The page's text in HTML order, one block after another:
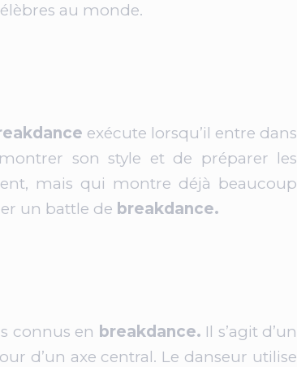
au monde.
exécute lorsqu’il entre dans
son style et de préparer les
mais qui montre déjà beaucoup
un battle de breakdance.
connus en breakdance. Il s’agit d’un
d’un axe central. Le danseur utilise